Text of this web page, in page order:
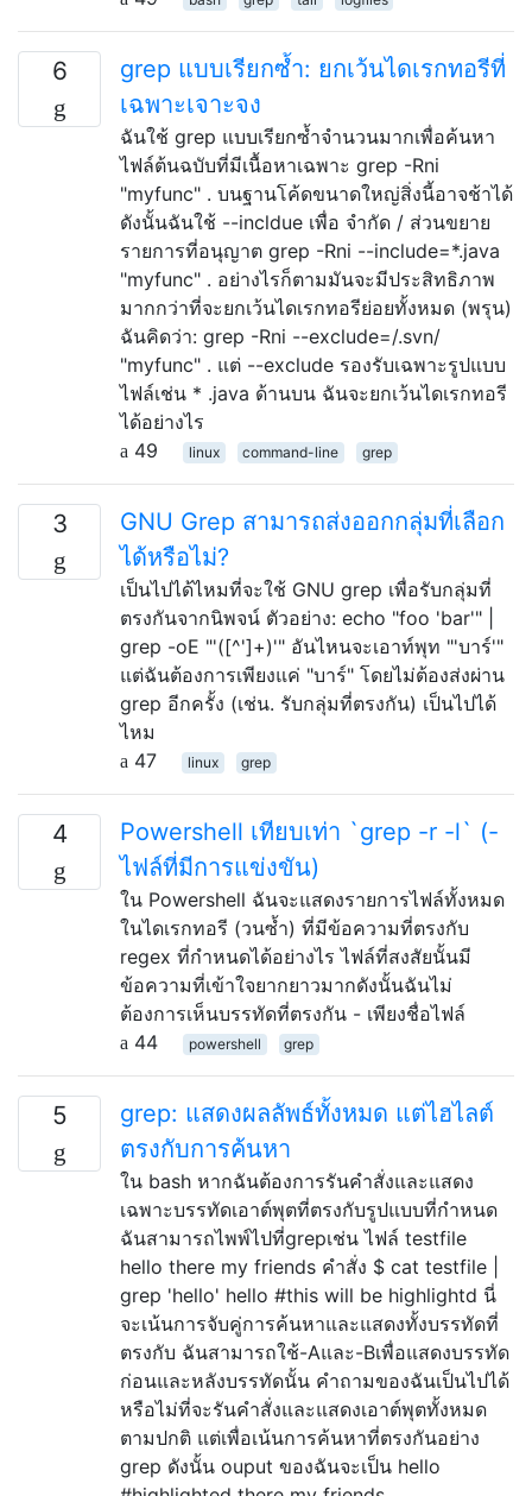
6
grep แบบเรียกซ้ำ: ยกเว้นไดเรกทอรีที่
เฉพาะเจาะจง
ฉันใช้ grep แบบเรียกซ้ำจำนวนมากเพื่อค้นหา
ไฟล์ต้นฉบับที่มีเนื้อหาเฉพาะ grep -Rni
"myfunc" . บนฐานโค้ดขนาดใหญ่สิ่งนี้อาจช้าได้
ดังนั้นฉันใช้ --incldue เพื่อ จำกัด / ส่วนขยาย
รายการที่อนุญาต grep -Rni --include=*.java
"myfunc" . อย่างไรก็ตามมันจะมีประสิทธิภาพ
มากกว่าที่จะยกเว้นไดเรกทอรีย่อยทั้งหมด (พรุน)
ฉันคิดว่า: grep -Rni --exclude=/.svn/
"myfunc" . แต่ --exclude รองรับเฉพาะรูปแบบ
ไฟล์เช่น * .java ด้านบน ฉันจะยกเว้นไดเรกทอรี
ได้อย่างไร
49
linux command-line grep
3
GNU Grep สามารถส่งออกกลุ่มที่เลือก
ได้หรือไม่?
เป็นไปได้ไหมที่จะใช้ GNU grep เพื่อรับกลุ่มที่
ตรงกันจากนิพจน์ ตัวอย่าง: echo "foo 'bar'" |
grep -oE "'([^']+)'" อันไหนจะเอาท์พุท "'บาร์'"
แต่ฉันต้องการเพียงแค่ "บาร์" โดยไม่ต้องส่งผ่าน
grep อีกครั้ง (เช่น. รับกลุ่มที่ตรงกัน) เป็นไปได้
ไหม
47
linux grep
4
Powershell เทียบเท่า `grep -r -l` (-
ไฟล์ที่มีการแข่งขัน)
ใน Powershell ฉันจะแสดงรายการไฟล์ทั้งหมด
ในไดเรกทอรี (วนซ้ำ) ที่มีข้อความที่ตรงกับ
regex ที่กำหนดได้อย่างไร ไฟล์ที่สงสัยนั้นมี
ข้อความที่เข้าใจยากยาวมากดังนั้นฉันไม่
ต้องการเห็นบรรทัดที่ตรงกัน - เพียงชื่อไฟล์
44
powershell grep
5
grep: แสดงผลลัพธ์ทั้งหมด แต่ไฮไลต์
ตรงกับการค้นหา
ใน bash หากฉันต้องการรันคำสั่งและแสดง
เฉพาะบรรทัดเอาต์พุตที่ตรงกับรูปแบบที่กำหนด
ฉันสามารถไพพ์ไปที่grepเช่น ไฟล์ testfile
hello there my friends คำสั่ง $ cat testfile |
grep 'hello' hello #this will be highlightd นี่
จะเน้นการจับคู่การค้นหาและแสดงทั้งบรรทัดที่
ตรงกับ ฉันสามารถใช้-Aและ-Bเพื่อแสดงบรรทัด
ก่อนและหลังบรรทัดนั้น คำถามของฉันเป็นไปได้
หรือไม่ที่จะรันคำสั่งและแสดงเอาต์พุตทั้งหมด
ตามปกติ แต่เพื่อเน้นการค้นหาที่ตรงกันอย่าง
grep ดังนั้น ouput ของฉันจะเป็น hello